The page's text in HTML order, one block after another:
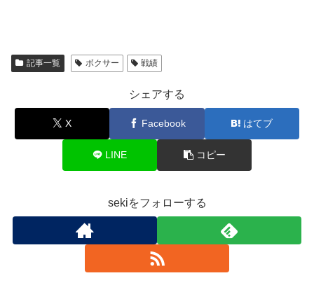
記事一覧 ボクサー 戦績
シェアする
X Facebook はてブ
LINE コピー
sekiをフォローする